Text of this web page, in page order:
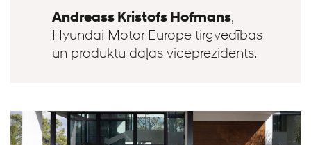
Andreass Kristofs Hofmans,
Hyundai Motor Europe tirgvedības
un produktu daļas viceprezidents.